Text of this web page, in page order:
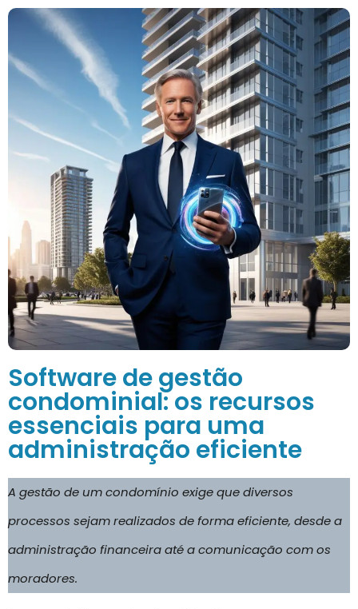
Software de gestão
condominial: os recursos
essenciais para uma
administração eficiente
A gestão de um condomínio exige que diversos
processos sejam realizados de forma eficiente, desde a
administração financeira até a comunicação com os
moradores.